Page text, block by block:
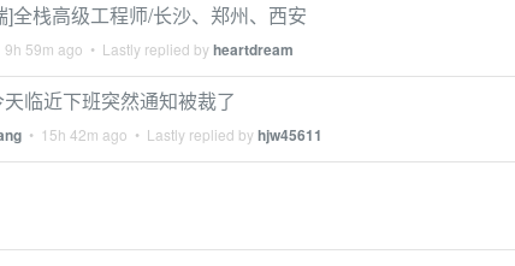
]全栈高级工程师/长沙、郑州、西安
9h 59m ago • Lastly replied byheartdream
临近下班突然通知被裁了
• 15h 42m ago • Lastly replied byhjw45611